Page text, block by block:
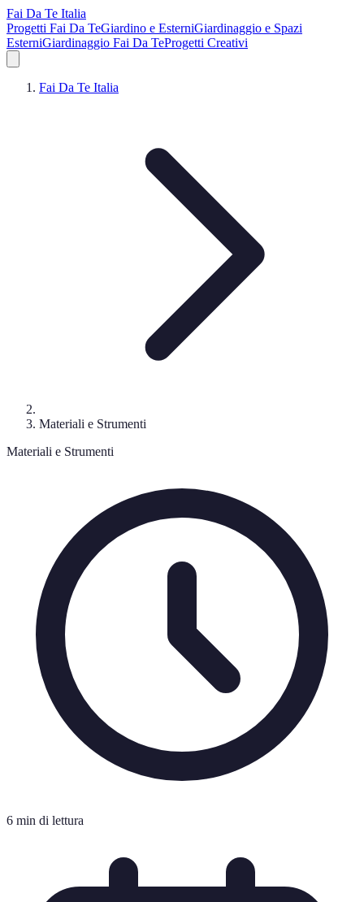
Fai Da Te Italia
Progetti Fai Da TeGiardino e EsterniGiardinaggio e Spazi
EsterniGiardinaggio Fai Da TeProgetti Creativi
Fai Da Te Italia
Materiali e Strumenti
Materiali e Strumenti
6 min di lettura